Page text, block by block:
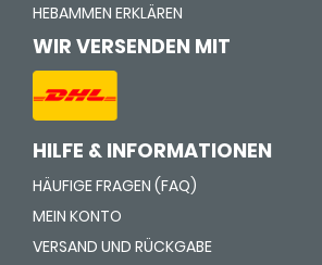
HEBAMMEN ERKLÄREN
WIR VERSENDEN MIT
HILFE & INFORMATIONEN
HÄUFIGE FRAGEN (FAQ)
MEIN KONTO
VERSAND UND RÜCKGABE